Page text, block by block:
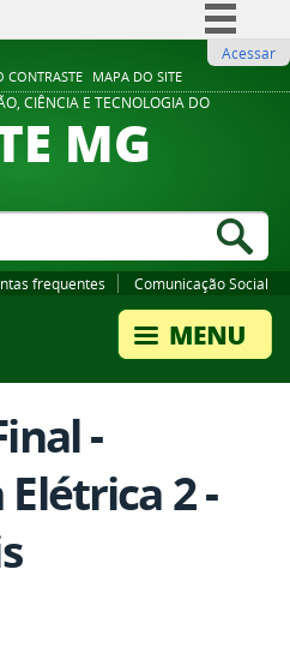
CONTRASTE MAPA DO SITE
Comunica BR
Participe
Legislação
Acessar
CIÊNCIA E TECNOLOGIA DO
MG
frequentes Comunicação Social
-
2 -